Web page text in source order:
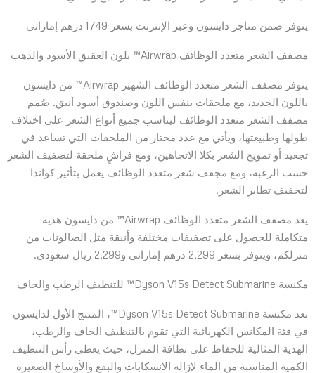
يتوفر ضمن متاجر دايسون وعبر الإنترنت بسعر 1749 درهم إماراتي
مصفف الشعر متعدد الوظائف Airwrap™ بلون العقيق الأسود والذهب
يتوفر مصفف الشعر متعدد الوظائف الشهير Airwrap™ من دايسون
باللون الجديد، مع ملحقات بنفس اللون وصندوق أسود أنيق. صُمم
مصفف الشعر متعدد الوظائف ليناسب جميع أنواع الشعر على اختلاف
طولها وطبيعتها، ويأتي مع عدد مختار من الملحقات التي تساعد في
تجعيد أو تمويج الشعر بكلا الاتجاهين، ومع فراشٍ ملحقة لتصفيف الشعر
حسب الرغبة، ومع مجفف شعر متعدد الوظائف يعمل بتأثير كواندا
لتخفيف تطاير الشعر.
يعد مصفف الشعر متعدد الوظائف Airwrap™ من دايسون هدية
متكاملة للحصول على تصفيفات مختلفة وأنيقة مثل الصالونات من
منزلكم، ويتوفر بسعر 2,299 درهم إماراتي و2,299 ريال سعودي.
مكنسة Dyson V15s Detect Submarine™ للتنظيف الرطب والجاف
تعد مكنسة Dyson V15s Detect Submarine™، المنتج الأول لدايسون
في فئة المكانس الكهربائية التي تقوم بالتنظيف الجاف والرطب،
الهدية المثالية للحفاظ على نظافة المنزل، حيث يعطي رأس التنظيف
الكمية المناسبة من الماء لإزالة الانسكابات والبقع والأوساخ الصغيرة